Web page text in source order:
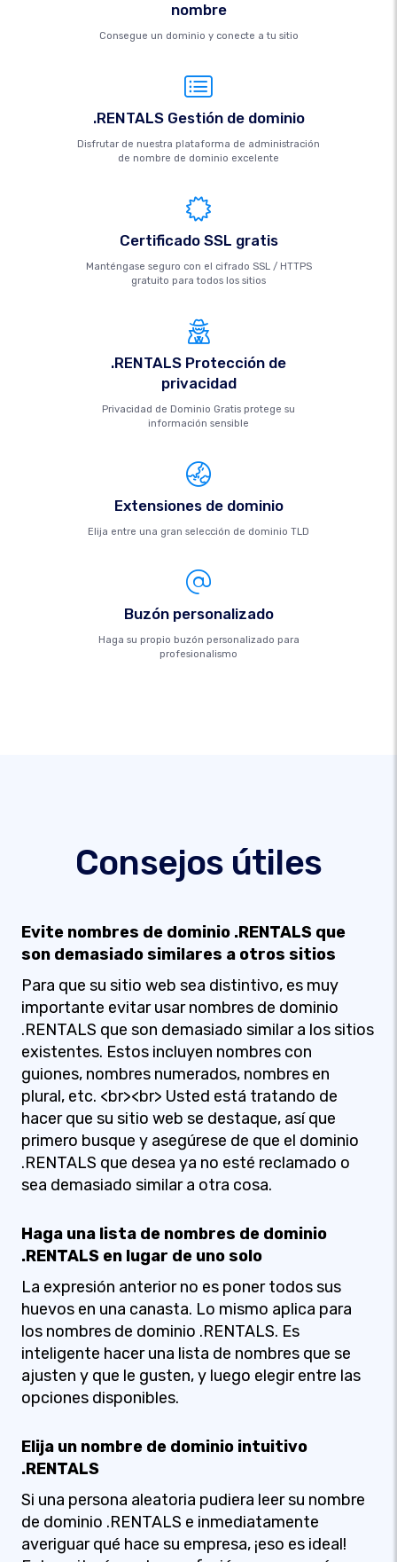
nombre
Consegue un dominio y conecte a tu sitio
.RENTALS Gestión de dominio
Disfrutar de nuestra plataforma de administración
de nombre de dominio excelente
Certificado SSL gratis
Manténgase seguro con el cifrado SSL / HTTPS
gratuito para todos los sitios
.RENTALS Protección de
privacidad
Privacidad de Dominio Gratis protege su
información sensible
Extensiones de dominio
Elija entre una gran selección de dominio TLD
Buzón personalizado
Haga su propio buzón personalizado para
profesionalismo
Consejos útiles
Evite nombres de dominio .RENTALS que
son demasiado similares a otros sitios
Para que su sitio web sea distintivo, es muy
importante evitar usar nombres de dominio
.RENTALS que son demasiado similar a los sitios
existentes. Estos incluyen nombres con
guiones, nombres numerados, nombres en
plural, etc. <br><br> Usted está tratando de
hacer que su sitio web se destaque, así que
primero busque y asegúrese de que el dominio
.RENTALS que desea ya no esté reclamado o
sea demasiado similar a otra cosa.
Haga una lista de nombres de dominio
.RENTALS en lugar de uno solo
La expresión anterior no es poner todos sus
huevos en una canasta. Lo mismo aplica para
los nombres de dominio .RENTALS. Es
inteligente hacer una lista de nombres que se
ajusten y que le gusten, y luego elegir entre las
opciones disponibles.
Elija un nombre de dominio intuitivo
.RENTALS
Si una persona aleatoria pudiera leer su nombre
de dominio .RENTALS e inmediatamente
averiguar qué hace su empresa, ¡eso es ideal!